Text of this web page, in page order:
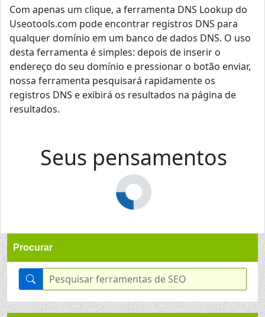
Com apenas um clique, a ferramenta DNS Lookup do
Useotools.com pode encontrar registros DNS para
qualquer domínio em um banco de dados DNS. O uso
desta ferramenta é simples: depois de inserir o
endereço do seu domínio e pressionar o botão enviar,
nossa ferramenta pesquisará rapidamente os
registros DNS e exibirá os resultados na página de
resultados.
Seus pensamentos
Procurar